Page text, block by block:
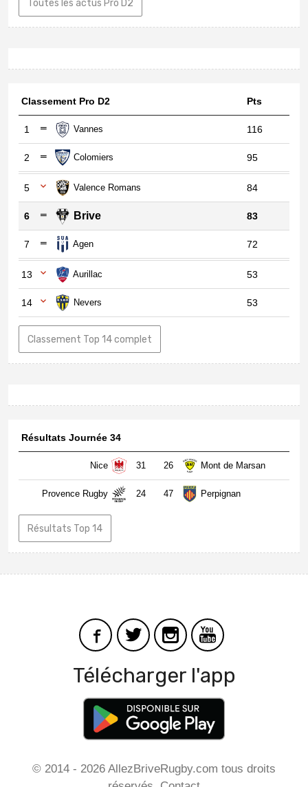
Toutes les actus Pro D2
Classement Pro D2 Pts
1 Vannes 116
2 Colomiers 95
5 Valence Romans 84
6 Brive 83
7 Agen 72
13 Aurillac 53
14 Nevers 53
Classement Top 14 complet
Résultats Journée 34
Nice 31 26 Mont de Marsan
Provence Rugby 24 47 Perpignan
Résultats Top 14
Télécharger l'app
© 2014 - 2026 AllezBriveRugby.com tous droits